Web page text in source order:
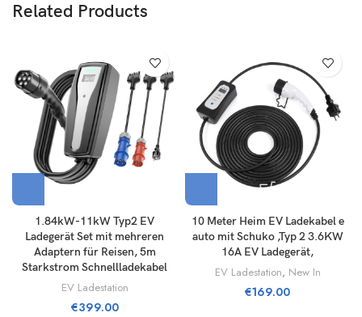
Unsere maßgeschneiderten Lenkräder sind für eine einfache Montage
konzipiert und haben den gleichen Durchmesser wie Ihr Serienlenkrad
für ein sportlicheres und besseres Fahrerlebnis.
Glatter und rutschfester Griff dank der größeren und konturierten
Griffe. Sie werden das Gefühl lieben, dass Ihre Hände in weiches
Nappaleder gehüllt sind, während Ihre Daumen in der vertieften,
sportlichen Griffposition bleiben.
Das ergonomische Design erhöht den Fahrkomfort auch auf langen
Fahrten – und die einzigartige Form ermöglicht Ihnen den vollen Blick
auf Ihr Armaturenbrett.
Related Products
1.84kW-11kW Typ2 EV
Ladegerät Set mit mehreren
Adaptern für Reisen, 5m
Starkstrom Schnellladekabel
EV Ladestation
€399.00
10 Meter Heim EV Ladekabel e
auto mit Schuko ,Typ 2 3.6KW
16A EV Ladegerät,
EV Ladestation, New In
€169.00